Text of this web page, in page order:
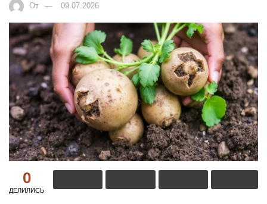
От 09.07.2026
0
ДЕЛИЛИСЬ